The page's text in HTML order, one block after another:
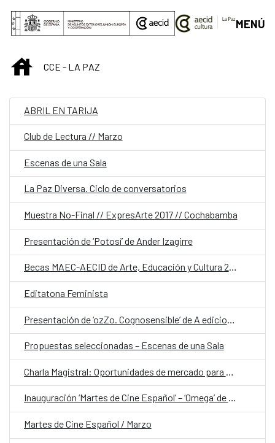
Saltar al contenido principal
MENÚ
INICIOCCE - LA PAZ
ABRIL EN TARIJA
Club de Lectura // Marzo
Escenas de una Sala
La Paz Diversa. Ciclo de conversatorios
Muestra No-Final // ExpresArte 2017 // Cochabamba
Presentación de ‘Potosí’ de Ander Izagirre
Becas MAEC-AECID de Arte, Educación y Cultura 2018-2019
Editatona Feminista
Propuestas seleccionadas – Escenas de una Sala
Inauguración ‘Martes de Cine Español’ – ‘Omega’ de José Sánchez-Montes
Martes de Cine Español / Marzo